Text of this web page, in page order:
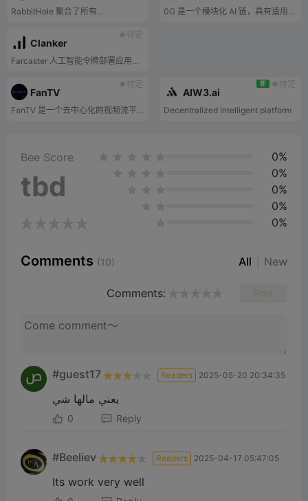
RabbitHole 聚合了所有... 0G 是一个模块化 AI 链，具有适用于 AI dapps 的可扩展可编程 DA 层。
待定
Clanker
Farcaster 人工智能令牌部署应用程序
待定
FanTV
FanTV 是一个去中心化的视频流平台，旨在通过激励创作者和观众来彻底改变娱乐行业。
新 待定
AIW3.ai
Decentralized intelligent platform
Bee Score
tbd
0%
0%
0%
0%
0%
Comments (10) All New
Comments:
#guest17 Readers 2025-05-20 20:34:35
يعني مالها شي
0 Reply
#Beeliev Readers 2025-04-17 05:47:05
Its work very well